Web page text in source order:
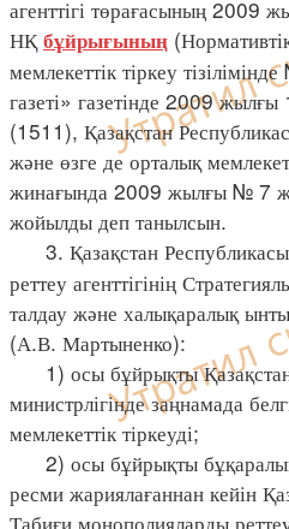
агенттігі төрағасының 2009
НҚ бұйрығының
мемлекеттік тіркеу
газеті» газетінде 2009
(1511), Қазақстан
және өзге де орталық
жинағында 2009 жылғы № 7
жойылды деп танылсын.
3. Қазақстан
реттеу агенттігінің
талдау және халықаралық
(А.В. Мартыненко):
1) осы бұйрықты Қазақстан
министрлігінде заңнамада
мемлекеттік тіркеуді;
2) осы бұйрықты
ресми жариялағаннан кейін
Табиғи монополияларды реттеу